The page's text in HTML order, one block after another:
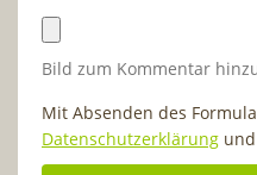
Bild zum Kommentar
Mit Absenden des
Datenschutzerklärung